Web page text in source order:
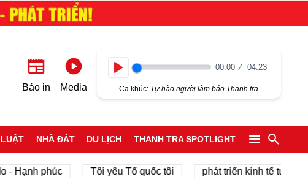
Báo in Media
00:00 04:23
Ca khúc: Tự hào người làm báo Thanh tra
NHÀ ĐẤT DU LỊCH THANH TRA SPOTLIGHT
phúc Tôi yêu Tổ quốc tôi phát triển kinh tế tư nhân